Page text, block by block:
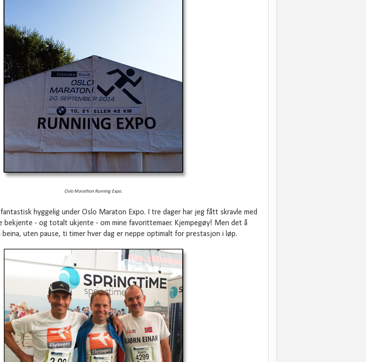
Oslo Marathon Running Expo.
hyggelig under Oslo Maraton Expo. I tre dager har jeg fått skravle med
bekjente - og totalt ukjente - om mine favorittemaer. Kjempegøy! Men det å
uten pause, ti timer hver dag er neppe optimalt for prestasjon i løp.